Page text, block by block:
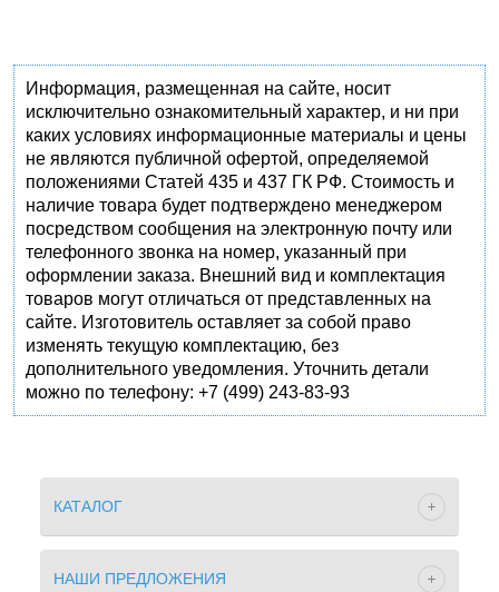
Информация, размещенная на сайте, носит
исключительно ознакомительный характер, и ни при
каких условиях информационные материалы и цены
не являются публичной офертой, определяемой
положениями Статей 435 и 437 ГК РФ. Стоимость и
наличие товара будет подтверждено менеджером
посредством сообщения на электронную почту или
телефонного звонка на номер, указанный при
оформлении заказа. Внешний вид и комплектация
товаров могут отличаться от представленных на
сайте. Изготовитель оставляет за собой право
изменять текущую комплектацию, без
дополнительного уведомления. Уточнить детали
можно по телефону: +7 (499) 243-83-93
КАТАЛОГ
НАШИ ПРЕДЛОЖЕНИЯ